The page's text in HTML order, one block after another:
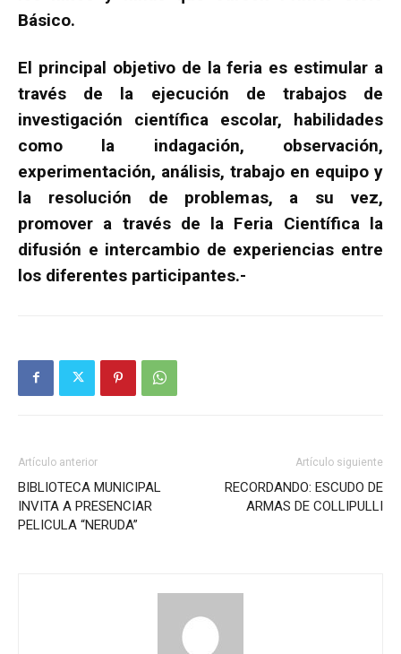
Básico.
El principal objetivo de la feria es estimular a
través de la ejecución de trabajos de
investigación científica escolar, habilidades
como la indagación, observación,
experimentación, análisis, trabajo en equipo y
la resolución de problemas, a su vez,
promover a través de la Feria Científica la
difusión e intercambio de experiencias entre
los diferentes participantes.-
Artículo anterior
BIBLIOTECA MUNICIPAL
INVITA A PRESENCIAR
PELICULA “NERUDA”
Artículo siguiente
RECORDANDO: ESCUDO DE
ARMAS DE COLLIPULLI